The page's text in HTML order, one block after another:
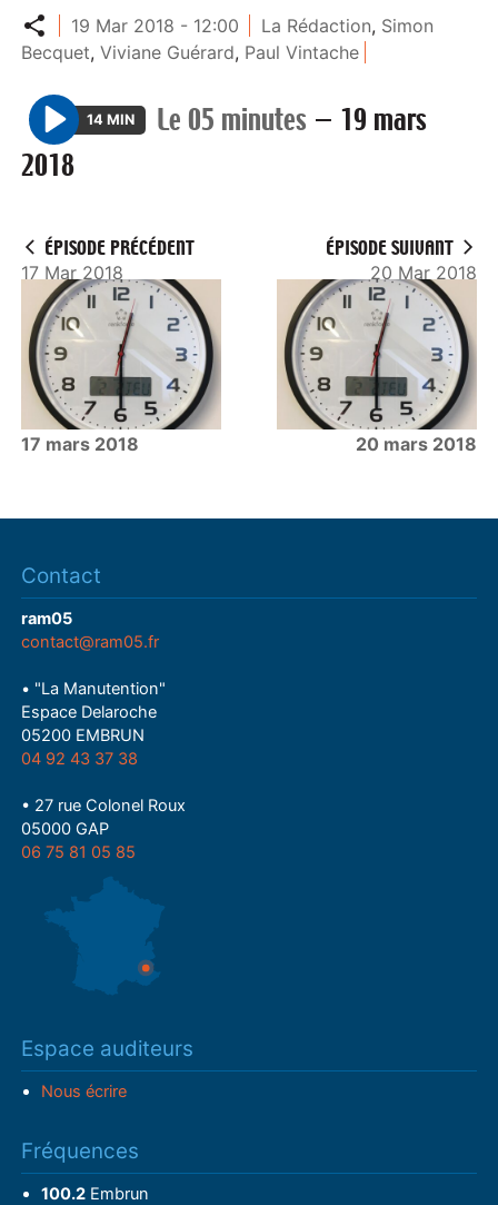
Partager
19 Mar 2018 - 12:00 La Rédaction, Simon
Becquet,Viviane Guérard, Paul Vintache
P
l
14 MIN Le 05 minutes — 19 mars
2018
ÉPISODE PRÉCÉDENT
17 Mar 2018
17 mars 2018
ÉPISODE SUIVANT
20 Mar 2018
20 mars 2018
Contact
ram05
contact@ram05.fr
• "La Manutention"
Espace Delaroche
05200 EMBRUN
04 92 43 37 38
• 27 rue Colonel Roux
05000 GAP
06 75 81 05 85
Espace auditeurs
Nous écrire
Fréquences
100.2Embrun